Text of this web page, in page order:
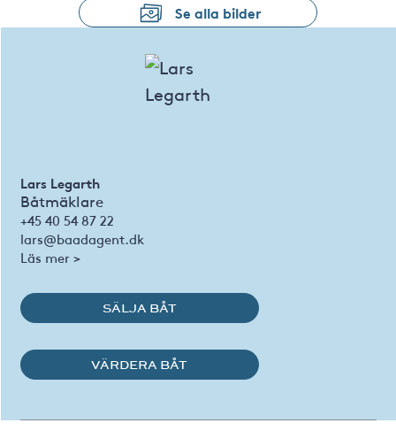
Se alla bilder
Lars Legarth
Båtmäklare
+45 40 54 87 22
lars@baadagent.dk
Läs mer >
SÄLJA BÅT
VÄRDERA BÅT